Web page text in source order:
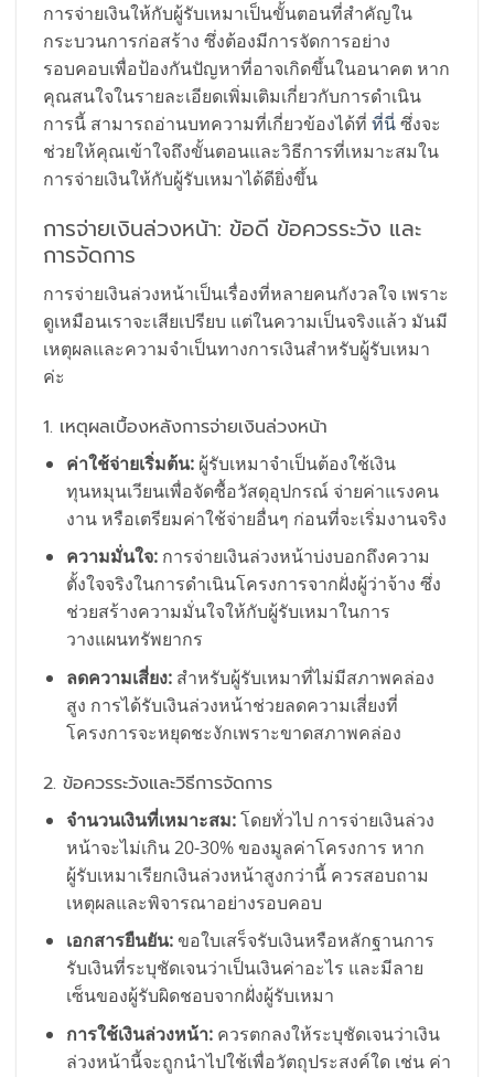
การจ่ายเงินให้กับผู้รับเหมาเป็นขั้นตอนที่สำคัญใน
กระบวนการก่อสร้าง ซึ่งต้องมีการจัดการอย่าง
รอบคอบเพื่อป้องกันปัญหาที่อาจเกิดขึ้นในอนาคต หาก
คุณสนใจในรายละเอียดเพิ่มเติมเกี่ยวกับการดำเนิน
การนี้ สามารถอ่านบทความที่เกี่ยวข้องได้ที่ ที่นี่ซึ่งจะ
ช่วยให้คุณเข้าใจถึงขั้นตอนและวิธีการที่เหมาะสมใน
การจ่ายเงินให้กับผู้รับเหมาได้ดียิ่งขึ้น
การจ่ายเงินล่วงหน้า: ข้อดี ข้อควรระวัง และ
การจัดการ
การจ่ายเงินล่วงหน้าเป็นเรื่องที่หลายคนกังวลใจ เพราะ
ดูเหมือนเราจะเสียเปรียบ แต่ในความเป็นจริงแล้ว มันมี
เหตุผลและความจำเป็นทางการเงินสำหรับผู้รับเหมา
ค่ะ
1. เหตุผลเบื้องหลังการจ่ายเงินล่วงหน้า
ค่าใช้จ่ายเริ่มต้น:ผู้รับเหมาจำเป็นต้องใช้เงิน
ทุนหมุนเวียนเพื่อจัดซื้อวัสดุอุปกรณ์ จ่ายค่าแรงคน
งาน หรือเตรียมค่าใช้จ่ายอื่นๆ ก่อนที่จะเริ่มงานจริง
ความมั่นใจ:การจ่ายเงินล่วงหน้าบ่งบอกถึงความ
ตั้งใจจริงในการดำเนินโครงการจากฝั่งผู้ว่าจ้าง ซึ่ง
ช่วยสร้างความมั่นใจให้กับผู้รับเหมาในการ
วางแผนทรัพยากร
ลดความเสี่ยง:สำหรับผู้รับเหมาที่ไม่มีสภาพคล่อง
สูง การได้รับเงินล่วงหน้าช่วยลดความเสี่ยงที่
โครงการจะหยุดชะงักเพราะขาดสภาพคล่อง
2. ข้อควรระวังและวิธีการจัดการ
จำนวนเงินที่เหมาะสม:โดยทั่วไป การจ่ายเงินล่วง
หน้าจะไม่เกิน 20-30% ของมูลค่าโครงการ หาก
ผู้รับเหมาเรียกเงินล่วงหน้าสูงกว่านี้ ควรสอบถาม
เหตุผลและพิจารณาอย่างรอบคอบ
เอกสารยืนยัน:ขอใบเสร็จรับเงินหรือหลักฐานการ
รับเงินที่ระบุชัดเจนว่าเป็นเงินค่าอะไร และมีลาย
เซ็นของผู้รับผิดชอบจากฝั่งผู้รับเหมา
การใช้เงินล่วงหน้า:ควรตกลงให้ระบุชัดเจนว่าเงิน
ล่วงหน้านี้จะถูกนำไปใช้เพื่อวัตถุประสงค์ใด เช่น ค่า